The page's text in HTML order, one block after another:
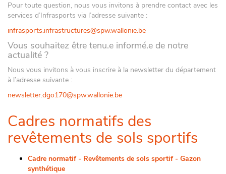
Pour toute question, nous vous invitons à prendre contact avec les
services d’Infrasports via l’adresse suivante :
infrasports.infrastructures@spw.wallonie.be
Vous souhaitez être tenu.e informé.e de notre
actualité ?
Nous vous invitons à vous inscrire à la newsletter du département
à l’adresse suivante :
newsletter.dgo170@spw.wallonie.be
Cadres normatifs des
revêtements de sols sportifs
Cadre normatif - Revêtements de sols sportif - Gazon
synthétique